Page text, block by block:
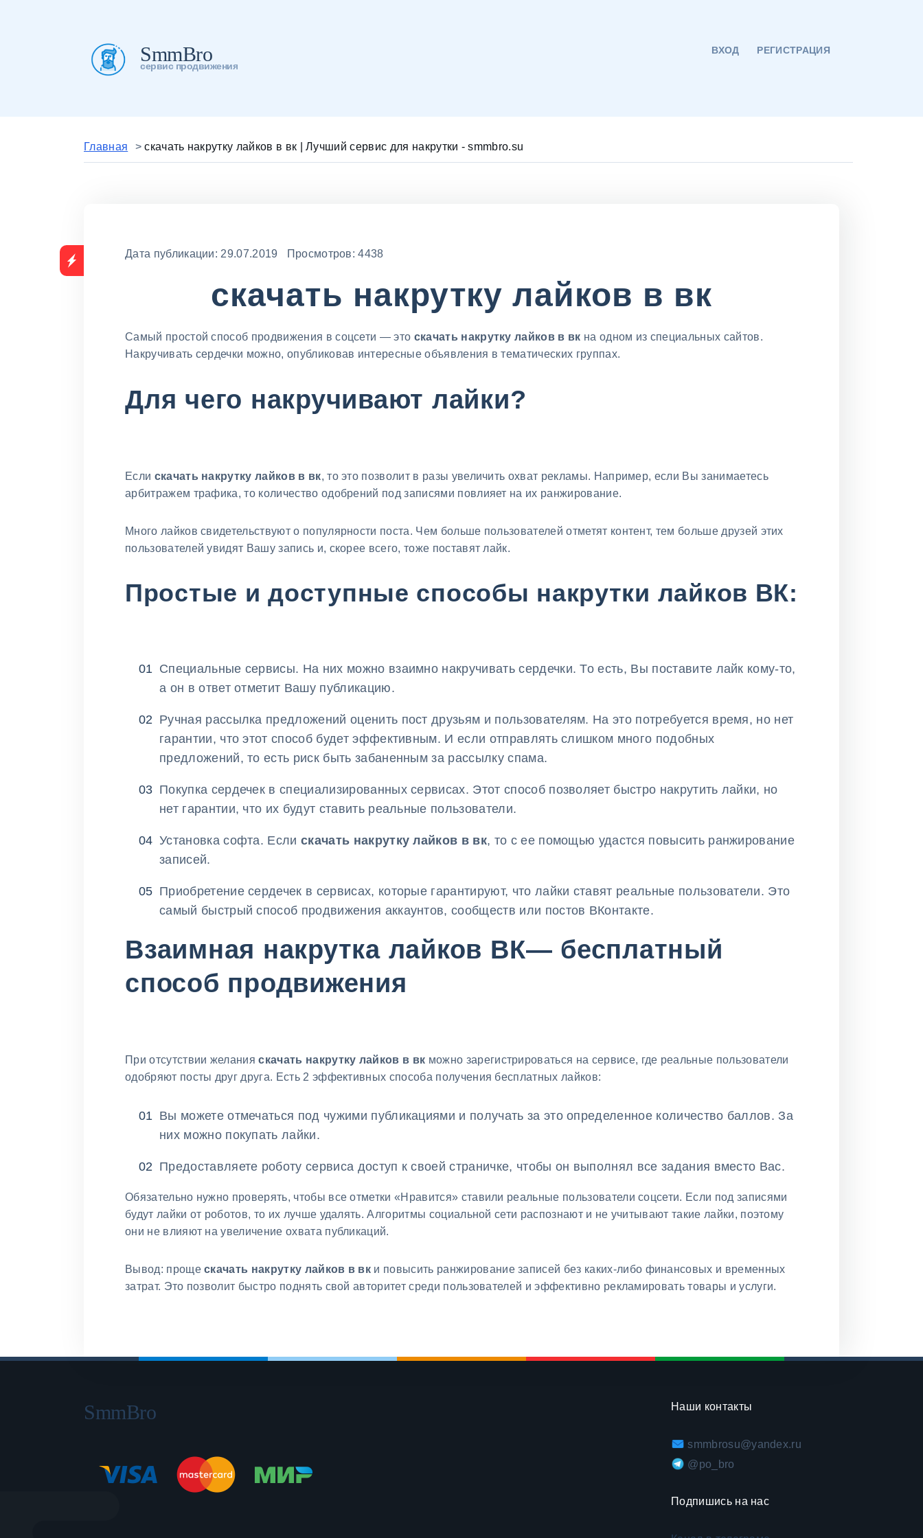
SmmBro
сервис продвижения
ВХОД РЕГИСТРАЦИЯ
Главная > скачать накрутку лайков в вк | Лучший сервис для накрутки - smmbro.su
Дата публикации: 29.07.2019 Просмотров: 4438
скачать накрутку лайков в вк
Самый простой способ продвижения в соцсети — это скачать накрутку лайков в вк на одном из специальных сайтов.
Накручивать сердечки можно, опубликовав интересные объявления в тематических группах.
Для чего накручивают лайки?
Если скачать накрутку лайков в вк, то это позволит в разы увеличить охват рекламы. Например, если Вы занимаетесь
арбитражем трафика, то количество одобрений под записями повлияет на их ранжирование.
Много лайков свидетельствуют о популярности поста. Чем больше пользователей отметят контент, тем больше друзей этих
пользователей увидят Вашу запись и, скорее всего, тоже поставят лайк.
Простые и доступные способы накрутки лайков ВК:
Специальные сервисы. На них можно взаимно накручивать сердечки. То есть, Вы поставите лайк кому-то,
а он в ответ отметит Вашу публикацию.
Ручная рассылка предложений оценить пост друзьям и пользователям. На это потребуется время, но нет
гарантии, что этот способ будет эффективным. И если отправлять слишком много подобных
предложений, то есть риск быть забаненным за рассылку спама.
Покупка сердечек в специализированных сервисах. Этот способ позволяет быстро накрутить лайки, но
нет гарантии, что их будут ставить реальные пользователи.
Установка софта. Еслискачать накрутку лайков в вк, то с ее помощью удастся повысить ранжирование
записей.
Приобретение сердечек в сервисах, которые гарантируют, что лайки ставят реальные пользователи. Это
самый быстрый способ продвижения аккаунтов, сообществ или постов ВКонтакте.
Взаимная накрутка лайков ВК— бесплатный
способ продвижения
При отсутствии желанияскачать накрутку лайков в вк можно зарегистрироваться на сервисе, где реальные пользователи
одобряют посты друг друга. Есть 2 эффективных способа получения бесплатных лайков:
Вы можете отмечаться под чужими публикациями и получать за это определенное количество баллов. За
них можно покупать лайки.
Предоставляете роботу сервиса доступ к своей страничке, чтобы он выполнял все задания вместо Вас.
Обязательно нужно проверять, чтобы все отметки «Нравится» ставили реальные пользователи соцсети. Если под записями
будут лайки от роботов, то их лучше удалять. Алгоритмы социальной сети распознают и не учитывают такие лайки, поэтому
они не влияют на увеличение охвата публикаций.
Вывод: прощескачать накрутку лайков в вк и повысить ранжирование записей без каких-либо финансовых и временных
затрат. Это позволит быстро поднять свой авторитет среди пользователей и эффективно рекламировать товары и услуги.
SmmBro Наши контакты
smmbrosu@yandex.ru
@po_bro
Подпишись на нас